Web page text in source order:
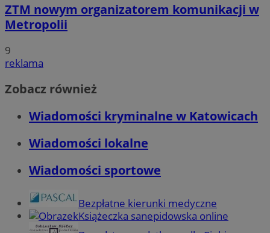
ZTM nowym organizatorem komunikacji w
Metropolii
9
reklama
Zobacz również
Wiadomości kryminalne w Katowicach
Wiadomości lokalne
Wiadomości sportowe
Bezpłatne kierunki medyczne
Książeczka sanepidowska online